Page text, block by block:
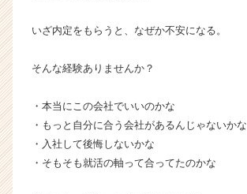
ウ
が
く
就
サ
イ
いざ内定をもらうと、なぜか不安になる。
そんな経験ありませんか？
・本当にこの会社でいいのかな
・もっと自分に合う会社があるんじゃないかな
・入社して後悔しないかな
・そもそも就活の軸って合ってたのかな